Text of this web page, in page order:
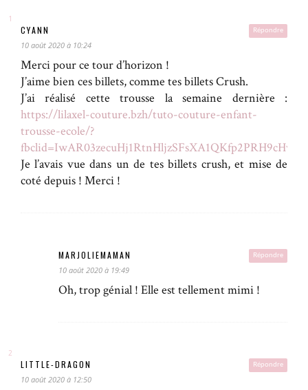
Répondre
CYANN
10 août 2020 à 10:24
Merci pour ce tour d’horizon !
J’aime bien ces billets, comme tes billets Crush.
J’ai réalisé cette trousse la semaine dernière :
https://lilaxel-couture.bzh/tuto-couture-enfant-
trousse-ecole/?
Je l’avais vue dans un de tes billets crush, et mise de
coté depuis ! Merci !
Répondre
MARJOLIEMAMAN
10 août 2020 à 19:49
Oh, trop génial ! Elle est tellement mimi !
Répondre
LITTLE-DRAGON
10 août 2020 à 12:50